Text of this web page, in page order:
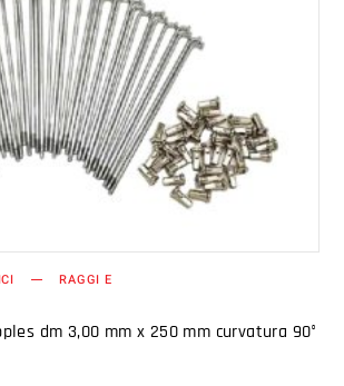
AL CARRELLO
RAGGI E
dm 3,00 mm x 250 mm curvatura 90°